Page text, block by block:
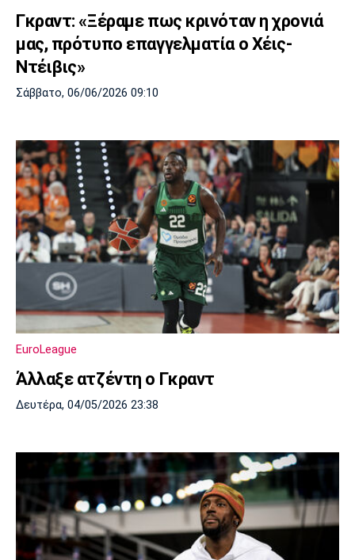
Πόρτο Μπενφίκα
Γκραντ: «Ξέραμε πως κρινόταν η χρονιά
μας, πρότυπο επαγγελματία ο Χέις-
Ντέιβις»
Σάββατο, 06/06/2026 09:10
EuroLeague
Άλλαξε ατζέντη ο Γκραντ
Δευτέρα, 04/05/2026 23:38